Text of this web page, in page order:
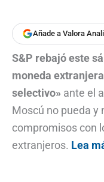
Añade a Valora
S&P rebajó este
moneda
selectivo» ante el
Moscú no pueda y
compromisos con
extranjeros. Lea